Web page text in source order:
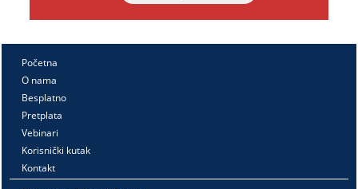
Početna
O nama
Besplatno
Pretplata
Vebinari
Korisnički kutak
Kontakt